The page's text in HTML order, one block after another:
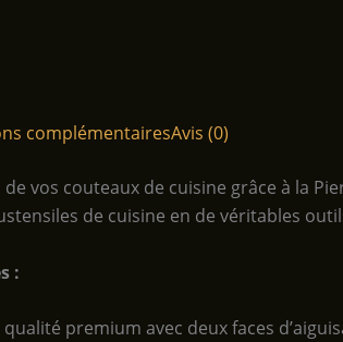
complémentairesAvis (0)
vos couteaux de cuisine grâce à la
de cuisine en de véritables
:
premium avec deux faces